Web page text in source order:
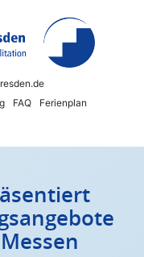
FAQ Ferienplan